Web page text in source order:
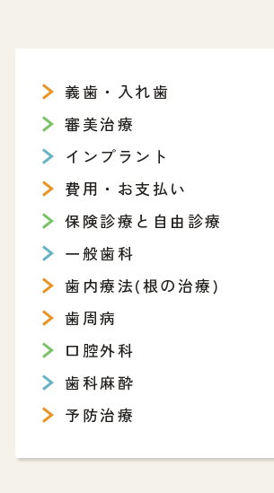
義歯・入れ歯
審美治療
インプラント
費用・お支払い
保険診療と自由診療
一般歯科
歯内療法(根の治療)
歯周病
口腔外科
歯科麻酔
予防治療